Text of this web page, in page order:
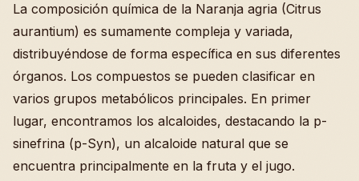
La composición química de la Naranja agria (Citrus
aurantium) es sumamente compleja y variada,
distribuyéndose de forma específica en sus diferentes
órganos. Los compuestos se pueden clasificar en
varios grupos metabólicos principales. En primer
lugar, encontramos los alcaloides, destacando la p-
sinefrina (p-Syn), un alcaloide natural que se
encuentra principalmente en la fruta y el jugo.